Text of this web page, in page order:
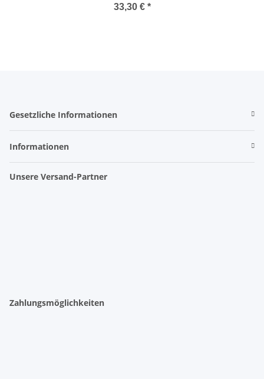
33,30 € *
Gesetzliche Informationen
Informationen
Unsere Versand-Partner
Zahlungsmöglichkeiten